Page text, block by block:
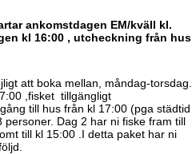
ankomstdagen EM/kväll kl.
kl 16:00 , utcheckning från hus
att boka mellan, måndag-torsdag.
,fisket tillgängligt
till hus från kl 17:00 (pga städtid
Dag 2 har ni fiske fram till
till kl 15:00 .I detta paket har ni